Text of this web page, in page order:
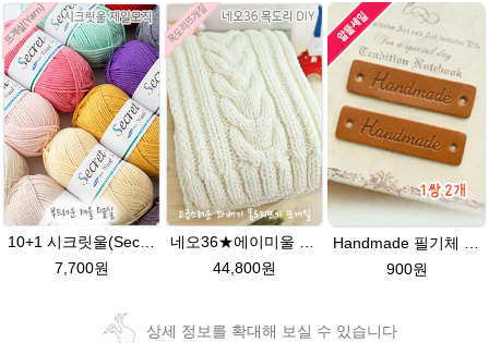
7,700원
44,800원
900원
상세 정보를 확대해 보실 수 있습니다